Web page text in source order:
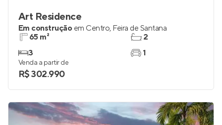
Art Residence
Em construção em Centro, Feira de Santana
65 m²
3
2
1
Venda a partir de
R$ 302.990